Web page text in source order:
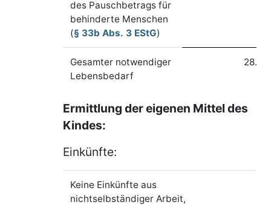
des Pauschbetrags für
behinderte Menschen
(§ 33b Abs. 3 EStG)
Gesamter notwendiger
Lebensbedarf
Ermittlung der eigenen Mittel des
Kindes:
Einkünfte:
Keine Einkünfte aus
nichtselbständiger Arbeit,